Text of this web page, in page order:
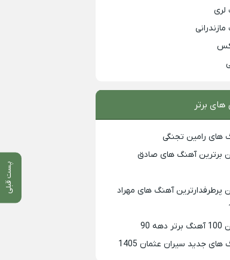
پست قبلی
لری
برتر
های رامین تجنگی
برترین آهنگ های صادق
پرطرفدارترین آهنگ های مهراد
90
جدید سیران عثمان 1405